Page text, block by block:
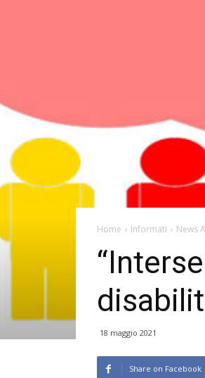
Home Informati News
18 maggio 2021
Share on Facebook